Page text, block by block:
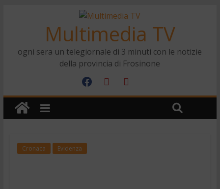
Multimedia TV
ogni sera un telegiornale di 3 minuti con le notizie
della provincia di Frosinone
Cronaca Evidenza